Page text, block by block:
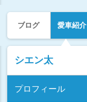
ブログ 愛車紹介
シエン太
プロフィール